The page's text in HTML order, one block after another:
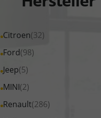
Citroen(32)
Alle
Fahrzeuge
Citroen
anzeigen
Ford(98)
Alle
Fahrzeuge
Ford
anzeigen
Jeep(5)
Alle
Fahrzeuge
Jeep
MINI(2)
Alle
Fahrzeuge
Renault(286)
Alle